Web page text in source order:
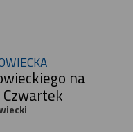
na